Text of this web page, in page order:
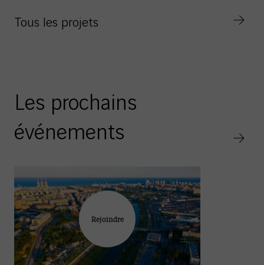
Tous les projets
Les prochains
événements
Rejoindre